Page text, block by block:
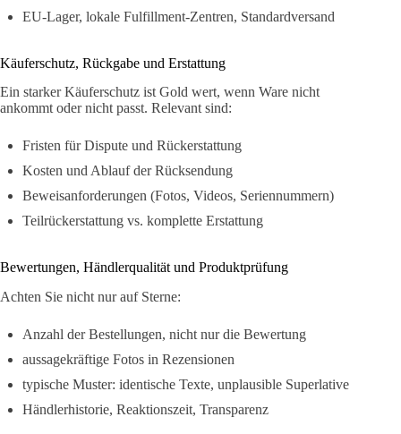
EU-Lager, lokale Fulfillment-Zentren, Standardversand
Käuferschutz, Rückgabe und Erstattung
Ein starker Käuferschutz ist Gold wert, wenn Ware nicht
ankommt oder nicht passt. Relevant sind:
Fristen für Dispute und Rückerstattung
Kosten und Ablauf der Rücksendung
Beweisanforderungen (Fotos, Videos, Seriennummern)
Teilrückerstattung vs. komplette Erstattung
Bewertungen, Händlerqualität und Produktprüfung
Achten Sie nicht nur auf Sterne:
Anzahl der Bestellungen, nicht nur die Bewertung
aussagekräftige Fotos in Rezensionen
typische Muster: identische Texte, unplausible Superlative
Händlerhistorie, Reaktionszeit, Transparenz